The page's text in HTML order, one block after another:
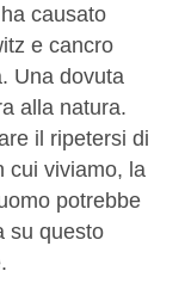
causato
e cancro
Una dovuta
alla natura.
il ripetersi di
cui viviamo, la
potrebbe
su questo